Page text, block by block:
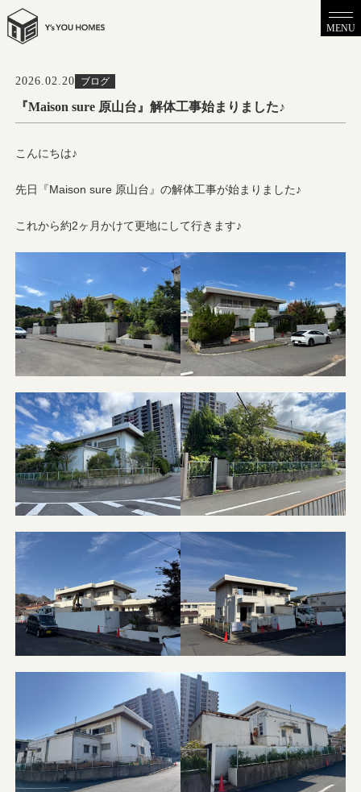
MENU
2026.02.20 ブログ
『Maison sure 原山台』解体工事始まりました♪
こんにちは♪
先日『Maison sure 原山台』の解体工事が始まりました♪
これから約2ヶ月かけて更地にして行きます♪